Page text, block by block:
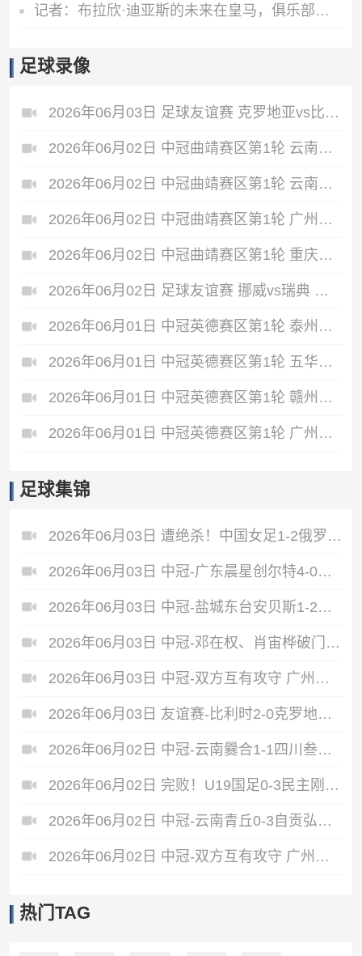
记者：布拉欣·迪亚斯的未来在皇马，俱乐部和球员都希望继续合作
足球录像
2026年06月03日 足球友谊赛 克罗地亚vs比利时 全场录像
2026年06月02日 中冠曲靖赛区第1轮 云南爨合 VS 四川叁壹捌重龙 全场录像
2026年06月02日 中冠曲靖赛区第1轮 云南青丘 VS 自贡弘祥电碳 全场录像
2026年06月02日 中冠曲靖赛区第1轮 广州悦高 VS 重庆润麒 全场录像
2026年06月02日 中冠曲靖赛区第1轮 重庆瀚达 VS 贵州飞鹰 全场录像
2026年06月02日 足球友谊赛 挪威vs瑞典 全场录像
2026年06月01日 中冠英德赛区第1轮 泰州早茶黑马 VS 中国澳门U23 全场录像
2026年06月01日 中冠英德赛区第1轮 五华华京 VS 广州联增城澳体 全场录像
2026年06月01日 中冠英德赛区第1轮 赣州红星 VS 盐城东台安贝斯 全场录像
2026年06月01日 中冠英德赛区第1轮 广州黄埔志诚 VS 广东晨星创尔特 全场录像
足球集锦
2026年06月03日 遭绝杀！中国女足1-2俄罗斯女足 王霜世界波难救主对手86分钟破门
2026年06月03日 中冠-广东晨星创尔特4-0赣州红星 罗凯梅开二度
2026年06月03日 中冠-盐城东台安贝斯1-2广州黄埔志诚 李启涛梅开二度
2026年06月03日 中冠-邓在权、肖宙桦破门 中国澳门U23 1-2 五华华京
2026年06月03日 中冠-双方互有攻守 广州联增城澳体0-0泰州早茶黑马
2026年06月03日 友谊赛-比利时2-0克罗地亚 蒂莱曼斯推射破门卢卡库单刀建功
2026年06月02日 中冠-云南爨合1-1四川叁壹捌重龙 余杰迪头球绝平
2026年06月02日 完败！U19国足0-3民主刚果U23 依合散黄油手U19国足0射门0角球
2026年06月02日 中冠-云南青丘0-3自贡弘祥电碳 李卓阳、杜威薇破门
2026年06月02日 中冠-双方互有攻守 广州悦高0-0重庆长寿润麒
热门TAG